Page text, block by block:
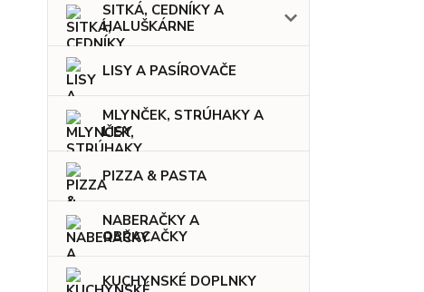
SITKÁ, CEDNÍKY A
HALUŠKÁRNE
LISY A PASÍROVAČE
MLYNČEK, STRÚHAKY A
LISY
PIZZA & PASTA
NABERAČKY A
OBRACAČKY
KUCHYNSKÉ DOPLNKY